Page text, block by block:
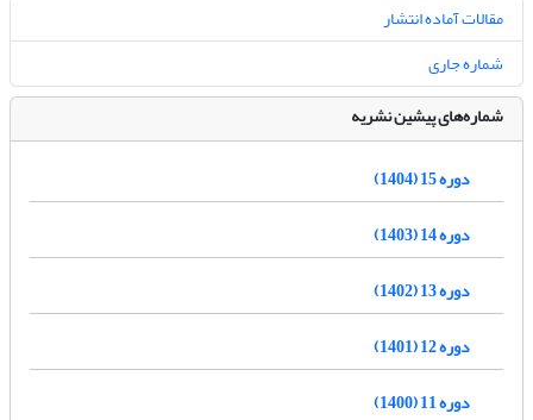
مقالات آماده انتشار
شماره جاری
شماره‌های پیشین نشریه
دوره 15 (1404)
دوره 14 (1403)
دوره 13 (1402)
دوره 12 (1401)
دوره 11 (1400)